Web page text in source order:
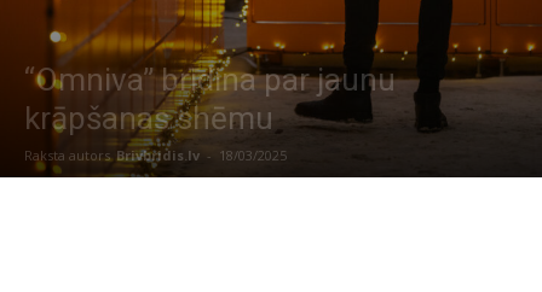
“Omniva” brīdina par jaunu
krāpšanas shēmu
Raksta autors Brivbridis.lv - 18/03/2025